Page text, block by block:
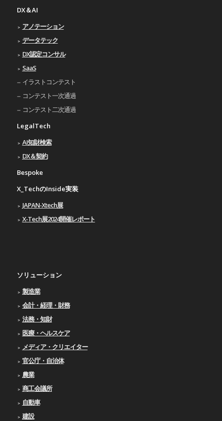
DX＆AI
アノテーション
データテック
DX認定コンサル
SaaS
イラストコンテスト
コンテスト一次通過
コンテスト二次通過
LegalTech
AI知財検索
DX＆契約
Bespoke
X_TechのInside実装
JAPAN-Xtech展
X-Tech展2024開催レポート
ソリューション
製造業
会計・経理・財務
法務・知財
医療・ヘルスケア
メディア・クリエイター
官公庁・自治体
農業
商工会議所
自動車
建設